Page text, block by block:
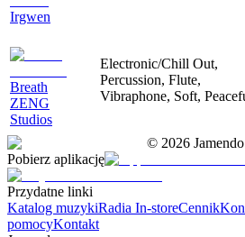
Irgwen
Breath
ZENG
Studios
Electronic/Chill Out,
Percussion, Flute,
Vibraphone, Soft,
© 2026
Pobierz aplikację
Przydatne linki
Katalog muzykiRadia In-storeCennik
pomocyKontakt